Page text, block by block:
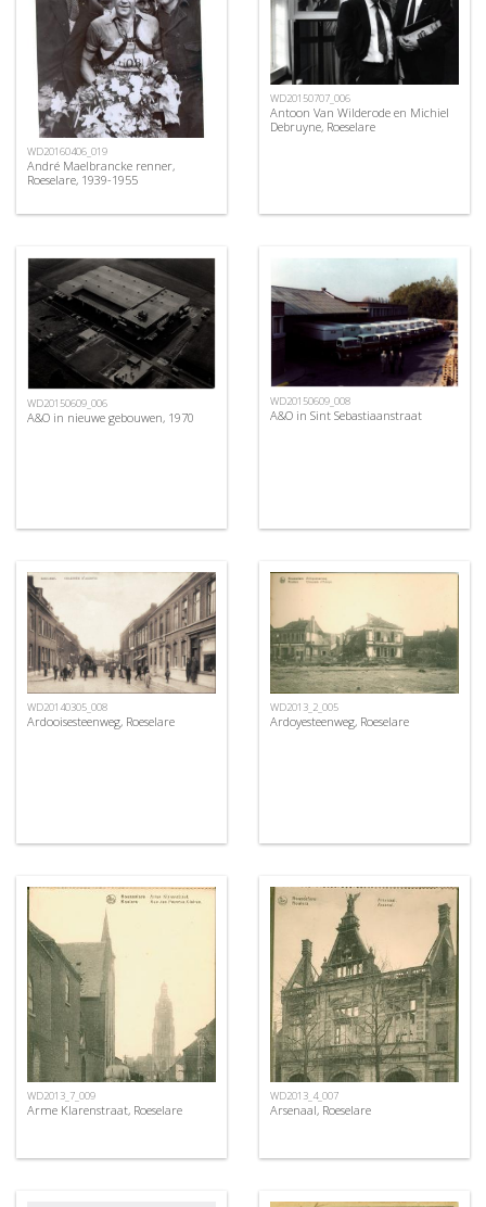
WD20160406_019
André Maelbrancke renner,
Roeselare, 1939-1955
WD20150707_006
Antoon Van Wilderode en Michiel
Debruyne, Roeselare
WD20150609_006
A&O in nieuwe gebouwen, 1970
WD20150609_008
A&O in Sint Sebastiaanstraat
WD20140305_008
Ardooisesteenweg, Roeselare
WD2013_2_005
Ardoyesteenweg, Roeselare
WD2013_7_009
Arme Klarenstraat, Roeselare
WD2013_4_007
Arsenaal, Roeselare